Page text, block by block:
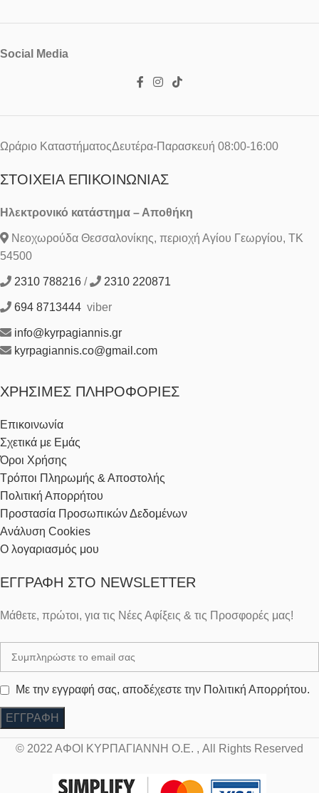
Social Media
Ωράριο ΚαταστήματοςΔευτέρα-Παρασκευή 08:00-16:00
ΣΤΟΙΧΕΊΑ ΕΠΙΚΟΙΝΩΝΊΑΣ
Ηλεκτρονικό κατάστημα – Αποθήκη
Νεοχωρούδα Θεσσαλονίκης, περιοχή Αγίου Γεωργίου, ΤΚ
54500
2310 788216 / 2310 220871
694 8713444 viber
info@kyrpagiannis.gr
kyrpagiannis.co@gmail.com
ΧΡΉΣΙΜΕΣ ΠΛΗΡΟΦΟΡΊΕΣ
Επικοινωνία
Σχετικά με Εμάς
Όροι Χρήσης
Τρόποι Πληρωμής & Αποστολής
Πολιτική Απορρήτου
Προστασία Προσωπικών Δεδομένων
Ανάλυση Cookies
Ο λογαριασμός μου
ΕΓΓΡΑΦΉ ΣΤΟ NEWSLETTER
Μάθετε, πρώτοι, για τις Νέες Αφίξεις & τις Προσφορές μας!
Με την εγγραφή σας, αποδέχεστε την Πολιτική Απορρήτου.
© 2022 ΑΦΟΙ ΚΥΡΠΑΓΙΑΝΝΗ Ο.Ε. , All Rights Reserved